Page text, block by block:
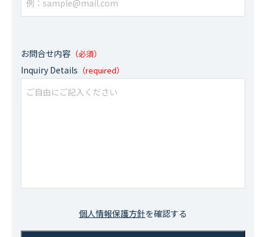
お問合せ内容 （必須）
Inquiry Details （required）
個人情報保護方針を確認する